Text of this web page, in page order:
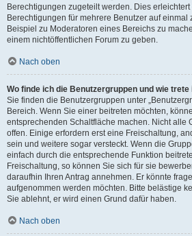
Berechtigungen zugeteilt werden. Dies
Berechtigungen für mehrere Benutzer auf einmal
Beispiel zu Moderatoren eines Bereichs zu
einem nichtöffentlichen Forum zu geben.
Nach oben
Wo finde ich die Benutzergruppen und wie trete
Sie finden die Benutzergruppen unter
Bereich. Wenn Sie einer beitreten möchten,
entsprechenden Schaltfläche machen. Nicht alle
offen. Einige erfordern erst eine Freischaltung,
sein und weitere sogar versteckt. Wenn die
einfach durch die entsprechende Funktion
Freischaltung, so können Sie sich für sie
daraufhin Ihren Antrag annehmen. Er könnte
aufgenommen werden möchten. Bitte belästige
Sie ablehnt, er wird einen Grund dafür haben.
Nach oben